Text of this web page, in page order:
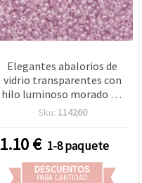
Elegantes abalorios de
vidrio transparentes con
hilo luminoso morado – 3
mm, 50 g, perfectos para
pulseras y collares
Sku: 114260
1.10€ 1-8 paquete
DESCUENTOS
PARA CANTIDAD